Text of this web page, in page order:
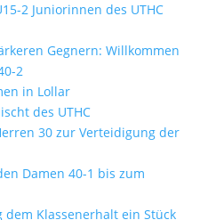
2 Juniorinnen des UTHC
Gegnern: Willkommen
2
in Lollar
des UTHC
30 zur Verteidigung der
Damen 40-1 bis zum
dem Klassenerhalt ein Stück